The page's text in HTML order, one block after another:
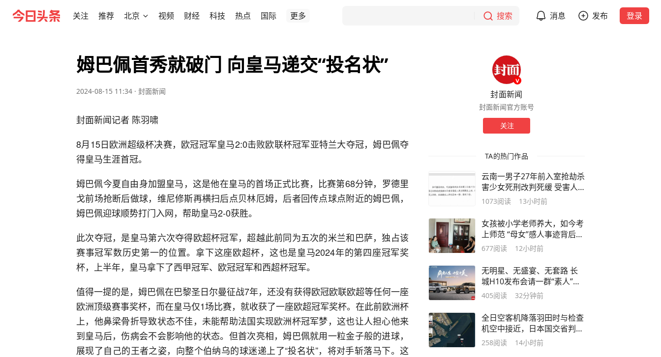
关注 推荐 北京 视频 财经 科技 热点 国际 更多 搜索 消息 发布 登录
姆巴佩首秀就破门 向皇马递交“投名状”
2024-08-15 11:34 · 封面新闻
封面新闻记者 陈羽啸
8月15日欧洲超级杯决赛，欧冠冠军皇马2:0击败欧联杯冠军亚特兰大夺冠，姆巴佩夺
得皇马生涯首冠。
姆巴佩今夏自由身加盟皇马，这是他在皇马的首场正式比赛，比赛第68分钟，罗德里
戈前场抢断后做球，维尼修斯再横扫后点贝林厄姆，后者回传点球点附近的姆巴佩，
姆巴佩迎球顺势打门入网，帮助皇马2-0获胜。
此次夺冠，是皇马第六次夺得欧超杯冠军，超越此前同为五次的米兰和巴萨，独占该
赛事冠军数历史第一的位置。拿下这座欧超杯，这也是皇马2024年的第四座冠军奖
杯，上半年，皇马拿下了西甲冠军、欧冠冠军和西超杯冠军。
值得一提的是，姆巴佩在巴黎圣日尔曼征战7年，还没有获得欧冠欧联欧超等任何一座
欧洲顶级赛事奖杯，而在皇马仅1场比赛，就收获了一座欧超冠军奖杯。在此前欧洲杯
上，他鼻梁骨折导致状态不佳，未能帮助法国实现欧洲杯冠军梦，这也让人担心他来
到皇马后，伤病会不会影响他的状态。但首次亮相，姆巴佩就用一粒金子般的进球，
展现了自己的王者之姿，向整个伯纳乌的球迷递上了“投名状”，将对手斩落马下。这
封面新闻
封面新闻官方账号
关注
TA的热门作品
云南一男子27年前入室抢劫杀
害少女死刑改判死缓 受害人
家属回应：申诉已被受理
1073阅读 13小时前
女孩被小学老师养大，如今考
上师范 “母女”感人事迹背后，
是一场善意的托举
677阅读 12小时前
无明星、无盛宴、无套路 长
城H10发布会请一群“素人”揭
开了汽车营销的“遮羞布”
405阅读 32分钟前
全日空客机降落羽田时与检查
机空中接近，日本国交省判定
不构成重大事故征候
258阅读 14小时前